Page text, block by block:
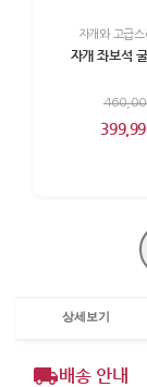
자개와 고급스
자개 좌보석
상세보기
배송 안내